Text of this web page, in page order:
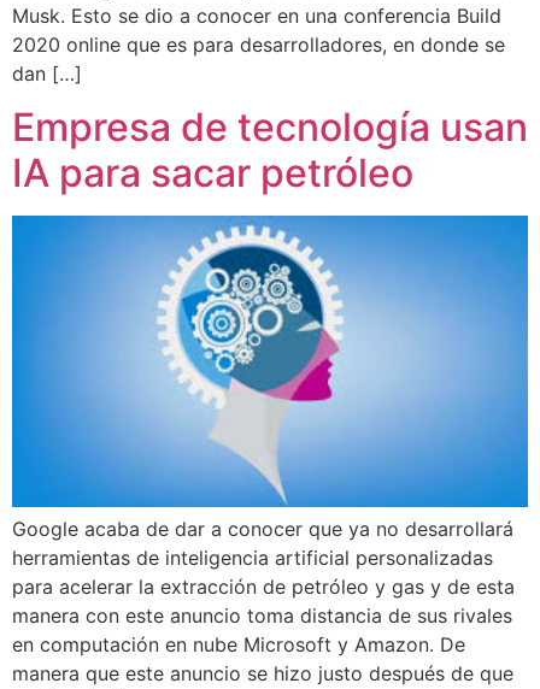
Musk. Esto se dio a conocer en una conferencia Build
2020 online que es para desarrolladores, en donde se
dan […]
Empresa de tecnología usan
IA para sacar petróleo
Google acaba de dar a conocer que ya no desarrollará
herramientas de inteligencia artificial personalizadas
para acelerar la extracción de petróleo y gas y de esta
manera con este anuncio toma distancia de sus rivales
en computación en nube Microsoft y Amazon. De
manera que este anuncio se hizo justo después de que